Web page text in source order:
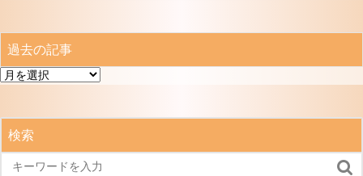
過去の記事
過
記
検索
